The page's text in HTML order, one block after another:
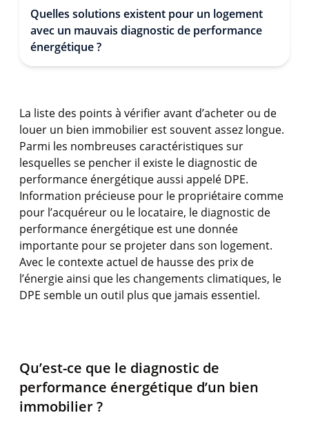
Quelles solutions existent pour un logement
avec un mauvais diagnostic de performance
énergétique ?
La liste des points à vérifier avant d’acheter ou de
louer un bien immobilier est souvent assez longue.
Parmi les nombreuses caractéristiques sur
lesquelles se pencher il existe le diagnostic de
performance énergétique aussi appelé DPE.
Information précieuse pour le propriétaire comme
pour l’acquéreur ou le locataire, le diagnostic de
performance énergétique est une donnée
importante pour se projeter dans son logement.
Avec le contexte actuel de hausse des prix de
l’énergie ainsi que les changements climatiques, le
DPE semble un outil plus que jamais essentiel.
Qu’est-ce que le diagnostic de
performance énergétique d’un bien
immobilier ?